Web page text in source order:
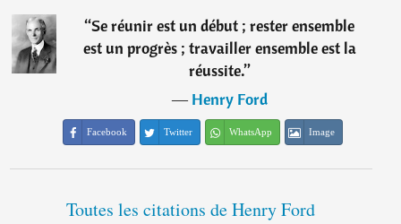
“Se réunir est un début ; rester ensemble
est un progrès ; travailler ensemble est la
réussite.”
―Henry Ford
Facebook Twitter WhatsApp Image
Toutes les citations de Henry Ford